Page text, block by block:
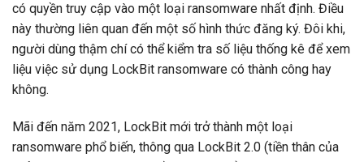
có quyền truy cập vào một loại ransomware nhất định. Điều
này thường liên quan đến một số hình thức đăng ký. Đôi khi,
người dùng thậm chí có thể kiểm tra số liệu thống kê để xem
liệu việc sử dụng LockBit ransomware có thành công hay
không.
Mãi đến năm 2021, LockBit mới trở thành một loại
ransomware phổ biến, thông qua LockBit 2.0 (tiền thân của